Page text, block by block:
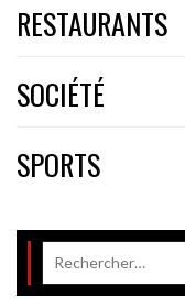
RESTAURANTS
SOCIÉTÉ
SPORTS